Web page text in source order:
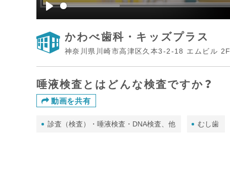
Play
かわべ歯科・キッズプラス
神奈川県川崎市高津区久本3-2-18 エムビル 2F
唾液検査とはどんな検査ですか？
動画を共有
診査（検査）・唾液検査・DNA検査、他 むし歯